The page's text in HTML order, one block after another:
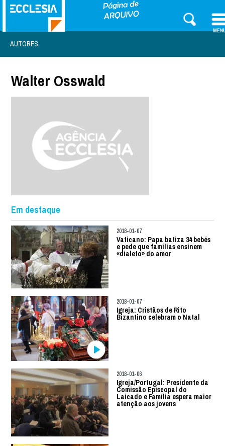
AUTORES
Walter Osswald
Em destaque
2018-01-07
Vaticano: Papa batiza 34 bebés
e pede que famílias ensinem
«dialeto» do amor
2018-01-07
Igreja: Cristãos de Rito
Bizantino celebram o Natal
2018-01-06
Igreja/Portugal: Presidente da
Comissão Episcopal do
Laicado e Família espera maior
atenção aos jovens